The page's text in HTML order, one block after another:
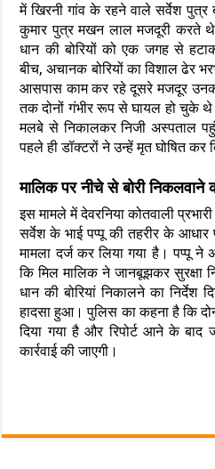
में खिरनी गांव के रहने वाले सर्वेश पुत्र
कुमार पुत्र मखन लाल मजदूरी करते
धान की बोरियों को एक जगह से
बीच, अचानक बोरियों का विशाल ढेर
आसपास काम कर रहे दूसरे मजदूर
तक दोनों गंभीर रूप से घायल हो चुके
मलबे से निकालकर निजी अस्पताल
पहले ही डॉक्टरों ने उन्हें मृत घोषित कर
मालिक पर नीचे से बोरी निकलवाने
इस मामले में देवरनिया कोतवाली
सर्वेश के भाई पप्पू की तहरीर के
मामला दर्ज कर लिया गया है। पप्पू ने
कि मिल मालिक ने जानबूझकर सुरक्षा
धान की बोरियां निकालने का
हादसा हुआ। पुलिस का कहना है कि
दिया गया है और रिपोर्ट आने के
कार्रवाई की जाएगी।